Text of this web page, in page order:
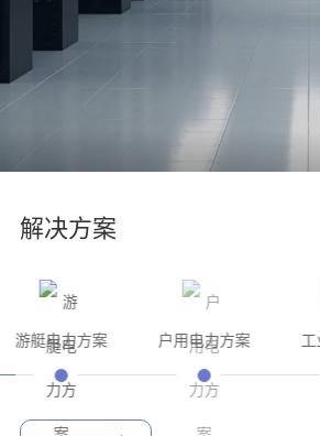
解决方案
游艇电力方案 户用电力方案 工